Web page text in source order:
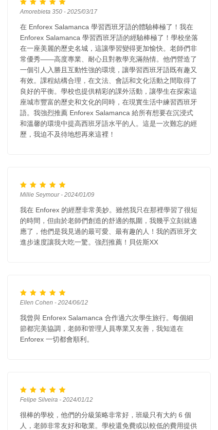
Amorebieta 350 - 2025/03/17
在 Enforex Salamanca 學習西班牙語的體驗棒極了！我在
Enforex Salamanca 學習西班牙語的經驗棒極了！學校坐落
在一座美麗的歷史名城，這讓學習變得更加愉快。老師們非
常優秀——高度專業、耐心且對教學充滿熱情。他們營造了
一個引人入勝且互動性強的環境，讓學習西班牙語既有趣又
有效。課程結構合理，在文法、會話和文化活動之間取得了
良好的平衡。學校也提供精彩的課外活動，讓學生在探索這
座城市豐富的歷史和文化的同時，在現實生活中練習西班牙
語。我強烈推薦 Enforex Salamanca 給所有想要在沉浸式
和溫馨的環境中提高西班牙語水平的人。這是一次難忘的經
歷，我迫不及待地想再來這裡！
Millie Seymour - 2024/01/09
我在 Enforex 的經歷非常美妙。雖然我只在那裡學習了很短
的時間，但由於老師們創造的舒適的氛圍，我幾乎立刻就適
應了，他們是我見過的最可愛、最有趣的人！我的西班牙文
進步速度讓我大吃一驚。強烈推薦！貝佐斯XX
Ellen Cohen - 2024/06/12
我曾與 Enforex Salamanca 合作過六次學生旅行。每個細
節都完美協調，老師和管理人員專業又友善，我知道在
Enforex 一切都會順利。
Felipe Silveira - 2024/01/12
很棒的學校，他們的分級策略非常好，班級只有大約 6 個
人，老師非常友好和敬業。學校還免費或以較低的費用提供